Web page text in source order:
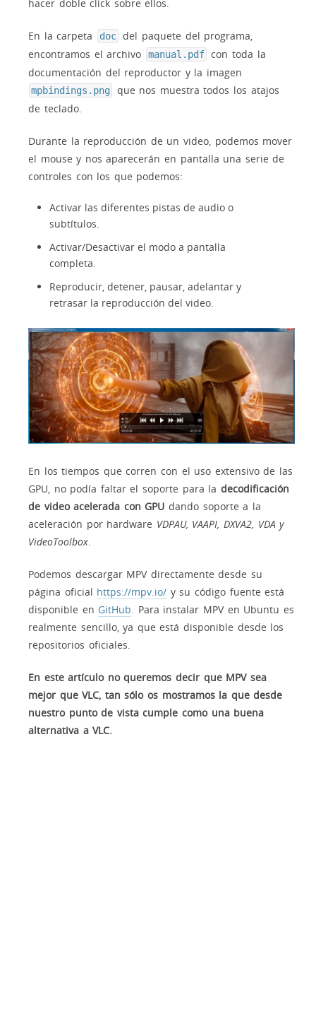
hacer doble click sobre ellos.
En la carpeta doc del paquete del programa,
encontramos el archivo
manual.pdf con toda la
documentación del reproductor y la imagen
mpbindings.png
que nos muestra todos los atajos
de teclado.
Durante la reproducción de un video, podemos mover
el mouse y nos aparecerán en pantalla una serie de
controles con los que podemos:
Activar las diferentes pistas de audio o
subtítulos.
Activar/Desactivar el modo a pantalla
completa.
Reproducir, detener, pausar, adelantar y
retrasar la reproducción del video.
En los tiempos que corren con el uso extensivo de las
GPU, no podía faltar el soporte para la decodificación
de video acelerada con GPU dando soporte a la
aceleración por hardware VDPAU, VAAPI, DXVA2, VDA y
VideoToolbox.
Podemos descargar MPV directamente desde su
página oficial https://mpv.io/ y su código fuente está
disponible en GitHub. Para instalar MPV en Ubuntu es
realmente sencillo, ya que está disponible desde los
repositorios oficiales.
En este artículo no queremos decir que MPV sea
mejor que VLC, tan sólo os mostramos la que desde
nuestro punto de vista cumple como una buena
alternativa a VLC.